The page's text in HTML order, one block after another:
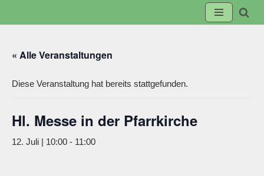
springen
« Alle Veranstaltungen
Diese Veranstaltung hat bereits stattgefunden.
Hl. Messe in der Pfarrkirche
12. Juli | 10:00 - 11:00